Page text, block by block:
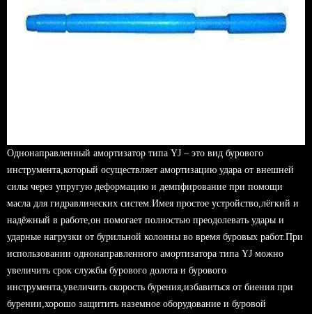
Однонаправленный амортизатор типа YJ – это вид бурового
инструмента,который осуществляет амортизацию удара от внешней
силы через упругую деформацию и демпфирование при помощи
масла для гидравлических систем.Имея простое устройство,лёгкий и
надёжный в работе,он помогает полностью преодолевать удары и
ударные нагрузки от бурильной колонны во время буровых работ.При
использовании однонаправленного амортизатора типа YJ можно
увеличить срок службы бурового долота и бурового
инструмента,увеличить скорость бурения,избавиться от биения при
бурении,хорошо защитить наземное оборудование и буровой